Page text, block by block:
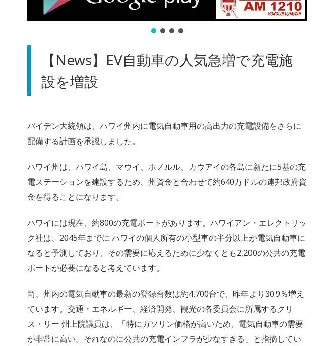
【News】EV自動車の人気急増で充電施
設を増設
バイデン大統領は、ハワイ州内に電気自動車用の高出力の充電設備をさらに
配備する計画を承認しました。
ハワイ州は、ハワイ島、マウイ、ホノルル、カウアイの各島に新たに5基の充
電ステーションを建設するため、州資金と合わせて約640万ドルの連邦政府資
金を得ることになります。
ハワイには現在、約800の充電ポートがあります。ハワイアン・エレクトリッ
ク社は、2045年までに ハワイの個人所有の小型車の半分以上が電気自動車に
なると予測しており、その需要に応えるために少なくとも2,200の公共の充電
ポートが必要になると考えています。
尚、州内の電気自動車の最新の登録台数は約4,700台で、昨年より30.9％増え
ています。交通・エネルギー、経済開発、観光の各委員会に所属するクリ
ス・リー 州上院議員は、「特にガソリン価格が高いため、電気自動車の需要
が非常に高い。それなのに公共の充電インフラが少なすぎる」と指摘してい